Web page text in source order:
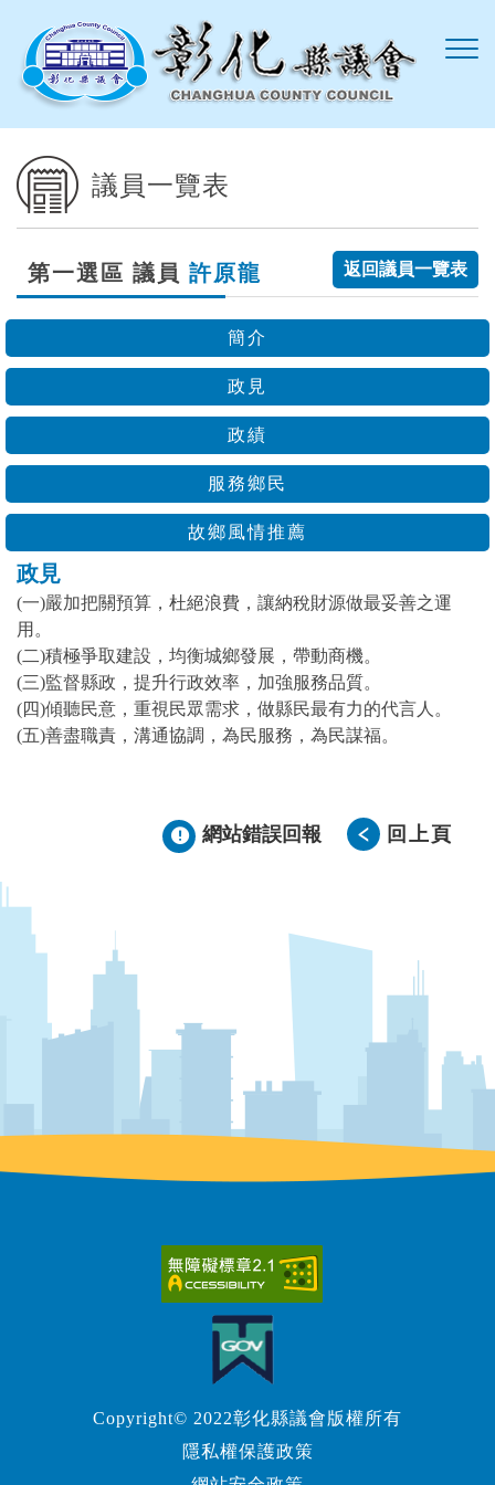
議員一覽表
第一選區 議員 許原龍 返回議員一覽表
簡介
政見
政績
服務鄉民
故鄉風情推薦
政見
(一)嚴加把關預算，杜絕浪費，讓納稅財源做最妥善之運
用。
(二)積極爭取建設，均衡城鄉發展，帶動商機。
(三)監督縣政，提升行政效率，加強服務品質。
(四)傾聽民意，重視民眾需求，做縣民最有力的代言人。
(五)善盡職責，溝通協調，為民服務，為民謀福。
網站錯誤回報 回上頁
Copyright© 2022彰化縣議會版權所有
隱私權保護政策